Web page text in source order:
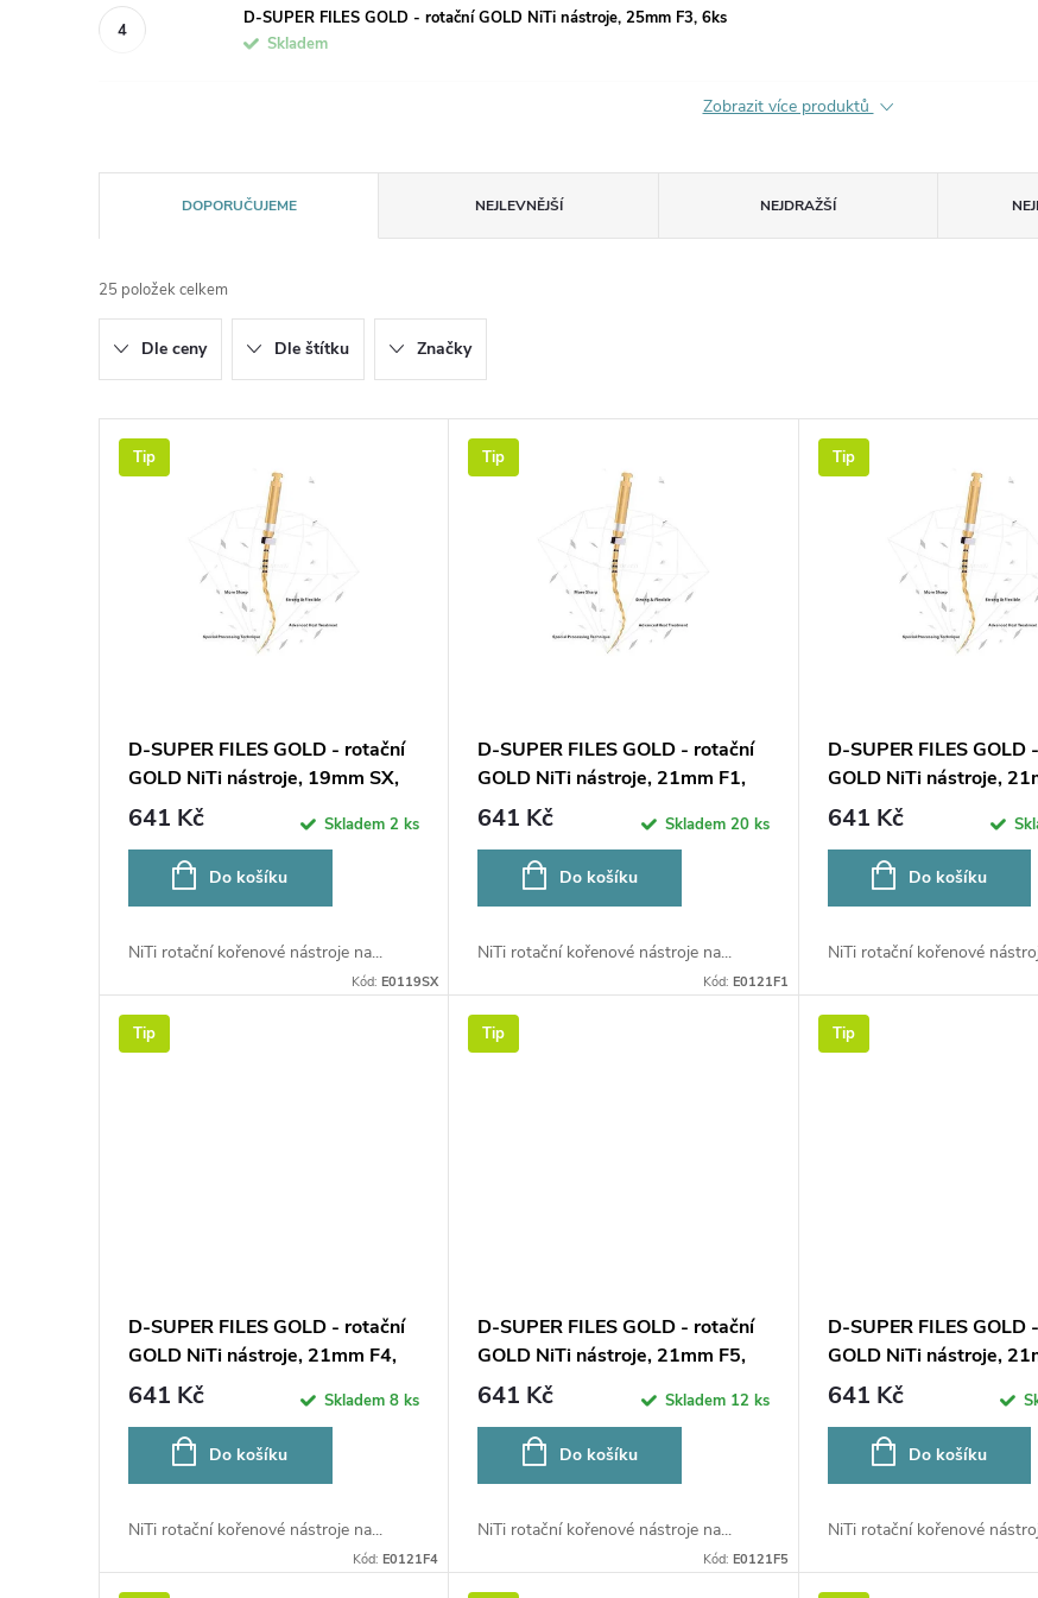
D-SUPER FILES GOLD - rotační GOLD NiTi nástroje, 25mm F3, 6ks
Skladem
Zobrazit více produktů
a
z
e
n
DOPORUČUJEME NEJLEVNĚJŠÍ NEJDRAŽŠÍ
25 položek celkem
Dle ceny Dle štítku Značky
V
u
k
Tip
D-SUPER FILES GOLD - rotační
GOLD NiTi nástroje, 19mm SX,
6ks
641 Kč Skladem2 ks
Do košíku
NiTi rotační kořenové nástroje na...
Kód:E0119SX
Tip
D-SUPER FILES GOLD - rotační
GOLD NiTi nástroje, 21mm F1,
6ks
641 Kč Skladem 20 ks
Do košíku
NiTi rotační kořenové nástroje na...
Kód: E0121F1
Tip
D-SUPER FILES GOLD
GOLD NiTi nástroje,
6ks
641 Kč
Do košíku
NiTi rotační kořenové
Tip
D-SUPER FILES GOLD - rotační
GOLD NiTi nástroje, 21mm F4,
6ks
641 Kč Skladem8 ks
Do košíku
NiTi rotační kořenové nástroje na...
Kód:E0121F4
Tip
D-SUPER FILES GOLD - rotační
GOLD NiTi nástroje, 21mm F5,
6ks
641 Kč Skladem 12 ks
Do košíku
NiTi rotační kořenové nástroje na...
Kód: E0121F5
Tip
D-SUPER FILES GOLD
GOLD NiTi nástroje,
6ks
641 Kč
Do košíku
NiTi rotační kořenové